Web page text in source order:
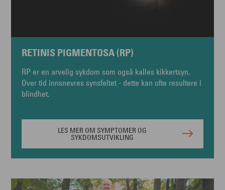
RETINIS PIGMENTOSA (RP)
RP er en arvelig sykdom som også kalles kikkertsyn.
Over tid innsnevres synsfeltet - dette kan ofte resultere i
blindhet.
LES MER OM SYMPTOMER OG
SYKDOMSUTVIKLING